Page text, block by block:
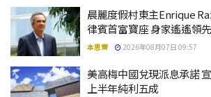
晨麗度假村東主Enrique
律賓首富寶座 身家遙遙領先
本思齊 2026年08月07日 09:57
美高梅中國兌現派息承諾
上半年純利五成